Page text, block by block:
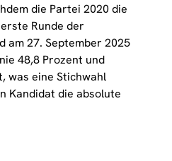
die Partei 2020 die
Runde der
am 27. September 2025
48,8 Prozent und
was eine Stichwahl
Kandidat die absolute